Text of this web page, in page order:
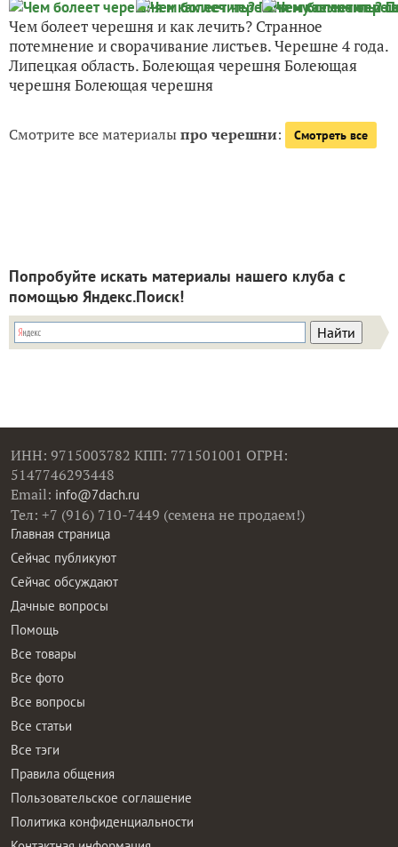
Чем болеет черешня и как лечить? Странное
потемнение и сворачивание листьев. Черешне 4 года.
Липецкая область. Болеющая черешня Болеющая
черешня Болеющая черешня
Смотрите все материалыпро черешни: Смотреть все
Попробуйте искать материалы нашего клуба с
помощью Яндекс.Поиск!
ИНН: 9715003782 КПП: 771501001 ОГРН:
5147746293448
Email: info@7dach.ru
Тел: +7 (916) 710-7449 (семена не продаем!)
Главная страница
Сейчас публикуют
Сейчас обсуждают
Дачные вопросы
Помощь
Все товары
Все фото
Все вопросы
Все статьи
Все тэги
Правила общения
Пользовательское соглашение
Политика конфиденциальности